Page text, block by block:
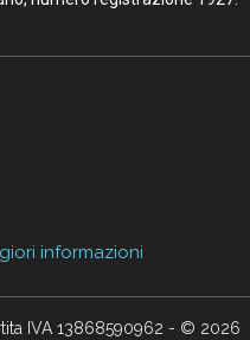
informazioni
IVA 13868590962 - © 2026